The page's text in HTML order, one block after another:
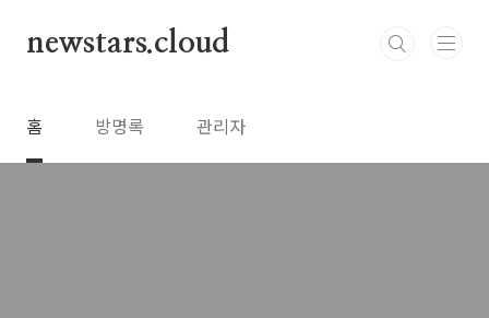
newstars.cloud
홈 방명록 관리자